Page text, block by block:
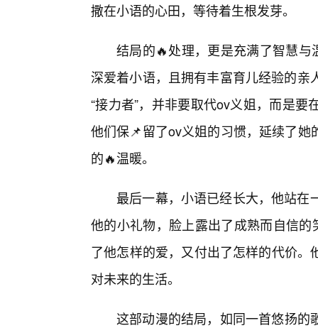
撒在小语的心田，等待着生根发芽。
结局的🔥处理，更是充满了智慧与
深爱着小语，且拥有丰富育儿经验的
“接力者”，并非要取代ov义姐，而是
他们保📌留了ov义姐的习惯，延续了
的🔥温暖。
最后一幕，小语已经长大，他站在
他的小礼物，脸上露出了成熟而自信
了他怎样的爱，又付出了怎样的代价
对未来的生活。
这部动漫的结局，如同一首悠扬的